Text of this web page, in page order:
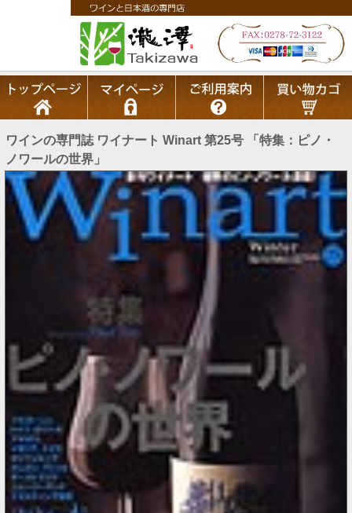
ワインの専門誌 ワイナート Winart 第25号 「特集：ピノ・
ノワールの世界」